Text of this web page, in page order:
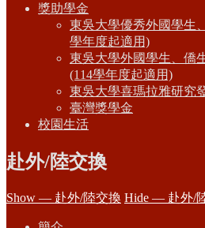
獎助學金
東吳大學優秀外國學生
學年度起適用)
東吳大學外國學生、僑
(114學年度起適用)
東吳大學喜瑪拉雅研究
臺灣獎學金
校園生活
赴外/陸交換
Show — 赴外/陸交換 Hide — 赴外/